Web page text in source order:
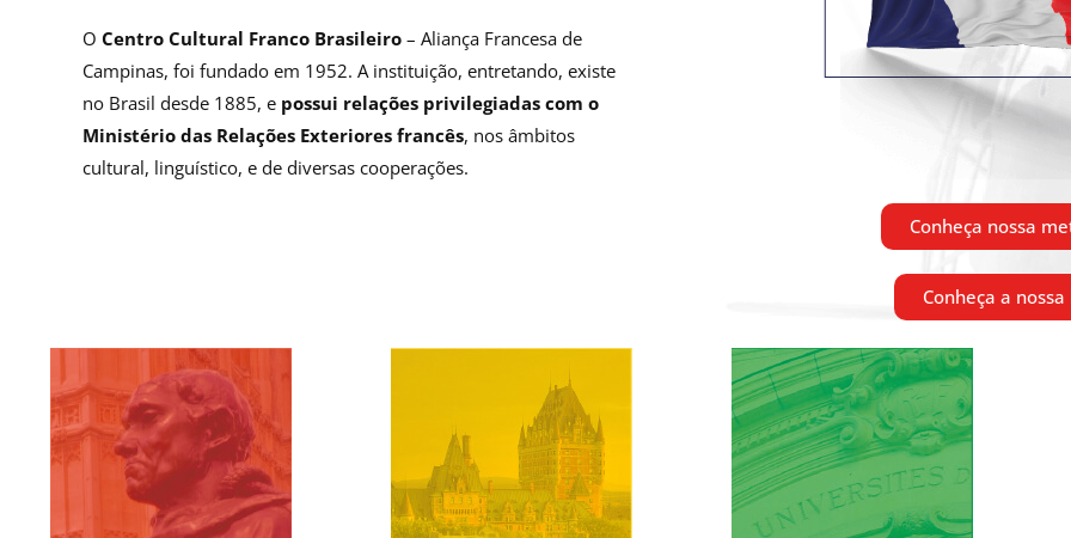
O Centro Cultural Franco Brasileiro– Aliança Francesa de
Campinas, foi fundado em 1952. A instituição, entretando, existe
no Brasil desde 1885, e possui relações privilegiadas com o
Ministério das Relações Exteriores francês, nos âmbitos
cultural, linguístico, e de diversas cooperações.
Conheça nossa
Conheça a